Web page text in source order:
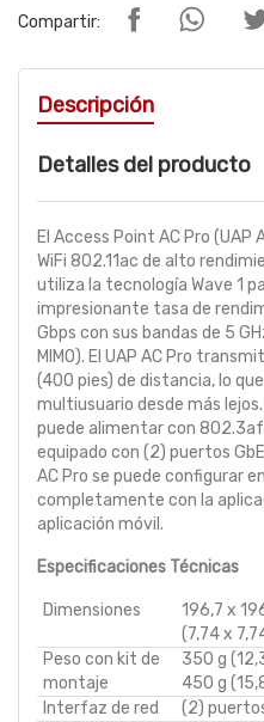
Compartir:
Descripción
Detalles del producto
El Access Point AC Pro (UAP
WiFi 802.11ac de alto
utiliza la tecnología Wave 1
impresionante tasa de
Gbps con sus bandas de 5
MIMO). El UAP AC Pro
(400 pies) de distancia, lo
multiusuario desde más
puede alimentar con
equipado con (2) puertos
AC Pro se puede configurar
completamente con la
aplicación móvil.
Especificaciones Técnicas
Dimensiones
196,7 x
(7,74 x
Peso con kit de
montaje
350 g
450 g
Interfaz de red
(2)